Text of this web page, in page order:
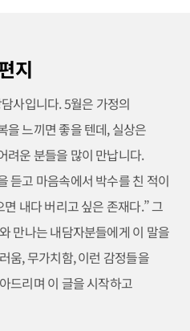
지
사입니다. 5월은 가정의
을 느끼면 좋을 텐데, 실상은
려운 분들을 많이 만납니다.
듣고 마음속에서 박수를 친 적이
내다 버리고 싶은 존재다.” 그
만나는 내담자분들에게 이 말을
움, 무가치함, 이런 감정들을
드리며 이 글을 시작하고